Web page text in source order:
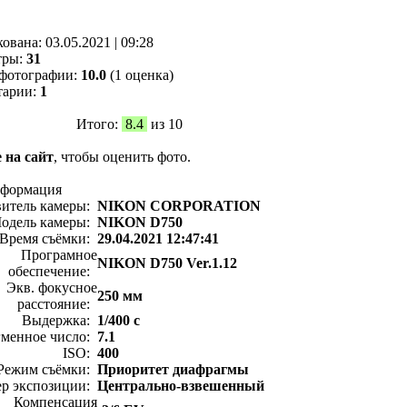
03.05.2021 | 09:28
31
10.0 (1 оценка)
1
Итого: 8.4 из 10
на сайт, чтобы оценить фото.
камеры: NIKON CORPORATION
камеры: NIKON D750
Время съёмки: 29.04.2021 12:47:41
Програмное
обеспечение:
NIKON D750 Ver.1.12
Экв. фокусное
расстояние:
250 мм
Выдержка: 1/400 с
число: 7.1
ISO: 400
съёмки: Приоритет диафрагмы
экспозиции: Центрально-взвешенный
Компенсация